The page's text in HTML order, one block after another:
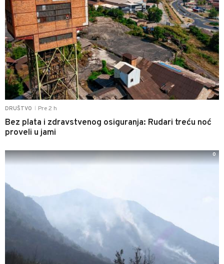
DRUŠTVO Pre 2 h
Bez plata i zdravstvenog osiguranja: Rudari treću noć
proveli u jami
0